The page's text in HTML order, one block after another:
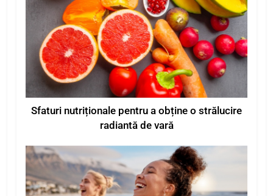
Sfaturi nutriționale pentru a obține o strălucire
radiantă de vară